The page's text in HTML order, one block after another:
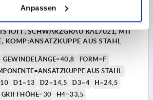
Anpassen
DRUCKBOLZEN GR.1 M06X40,8,
SCHWARZGRAU RAL7021, MIT
KOMP:ANSATZKUPPE AUS STAHL
GEWINDELÄNGE=40,8
FORM=F
AUS STAHL
D1=13 D2=14,5 D3=4
H=24,5
GRIFFHÖHE=30
H4=33,5